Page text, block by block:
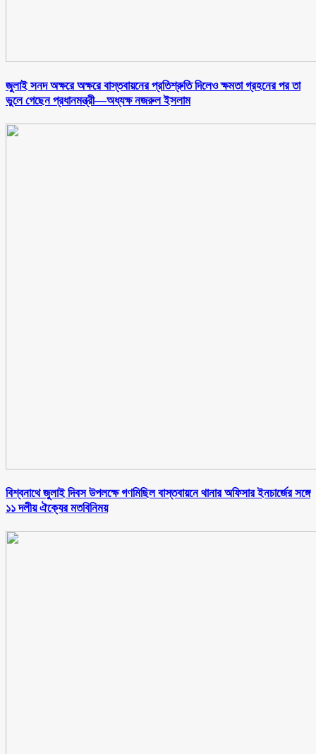
জুলাই সনদ অক্ষরে অক্ষরে বাস্তবায়নের প্রতিশ্রুতি দিলেও ক্ষমতা গ্রহনের পর তা
ভুলে গেছেন প্রধানমন্ত্রী—অধ্যক্ষ নজরুল ইসলাম
বিশ্বনাথে জুলাই দিবস উপলক্ষে গণমিছিল বাস্তবায়নে থানার অফিসার ইনচার্জের সঙ্গে
১১ দলীয় ঐক্যের মতবিনিময়